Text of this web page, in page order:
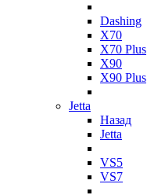
Dashing
X70
X70 Plus
X90
X90 Plus
Jetta
Назад
Jetta
VS5
VS7